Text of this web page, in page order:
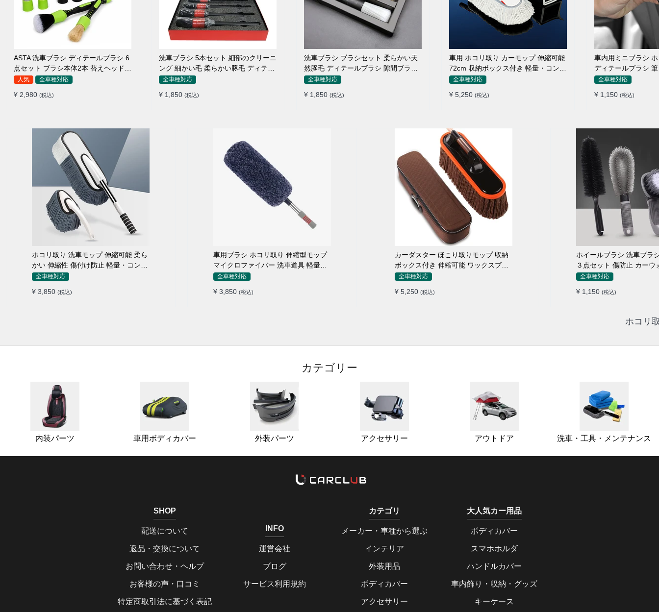
ASTA 洗車ブラシ ディテールブラシ 6
点セット ブラシ本体2本 替えヘッド2
個 アダプター2個 車内外 ホイール ダ
人気 全車種対応
¥ 2,980 (税込)
洗車ブラシ 5本セット 細部のクリーニ
ング 細かい毛 柔らかい豚毛 ディテー
ルブラシ
全車種対応
¥ 1,850 (税込)
洗車ブラシ ブラシセット 柔らかい天
然豚毛 ディテールブラシ 隙間ブラシ
筆タイプ
全車種対応
¥ 1,850 (税込)
車用 ホコリ取り カーモップ 伸縮可能
72cm 収納ボックス付き 軽量・コンパ
クト
全車種対応
¥ 5,250 (税込)
車内用ミニブラシ
ディテールブラシ
ン吹き出し口
全車種対応
¥ 1,150 (税込)
ホコリ取り 洗車モップ 伸縮可能 柔ら
かい 伸縮性 傷付け防止 軽量・コンパ
クト
全車種対応
¥ 3,850 (税込)
車用ブラシ ホコリ取り 伸縮型モップ
マイクロファイバー 洗車道具 軽量・
コンパクト
全車種対応
¥ 3,850 (税込)
カーダスター ほこり取りモップ 収納
ボックス付き 伸縮可能 ワックスブラ
シ 洗車ブラシ
全車種対応
¥ 5,250 (税込)
ホイールブラシ 洗車ブラ
３点セット 傷防止 カーウ
ロ仕様
全車種対応
¥ 1,150 (税込)
ホコリ
カテゴリー
内装パーツ 車用ボディカバー 外装パーツ アクセサリー アウトドア 洗車・工具・メンテナンス
SHOP
配送について
返品・交換について
お問い合わせ・ヘルプ
お客様の声・口コミ
特定商取引法に基づく表記
INFO
運営会社
ブログ
サービス利用規約
カテゴリ
メーカー・車種から選ぶ
インテリア
外装用品
ボディカバー
アクセサリー
大人気カー用品
ボディカバー
スマホホルダ
ハンドルカバー
車内飾り・収納・グッズ
キーケース